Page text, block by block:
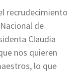
recrudecimiento
de
Claudia
nos quieren
lo que